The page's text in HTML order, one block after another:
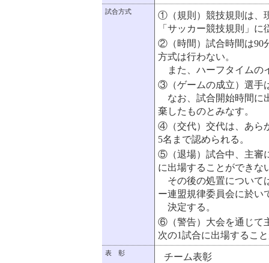
試合方式
①（規則）競技規則は、
「サッカー競技規則」に
②（時間）試合時間は90
方式は行わない。
また、ハーフタイムの
③（ゲームの成立）選手
なお、試合開始時間に
棄したものとみなす。
④（交代）交代は、あら
5名まで認められる。
⑤（退場）試合中、主審
に出場することができな
その後の処置について
ー連盟規律委員会に於い
決定する。
⑥（警告）大会を通じて
次の1試合に出場するこ
表 彰
チーム表彰